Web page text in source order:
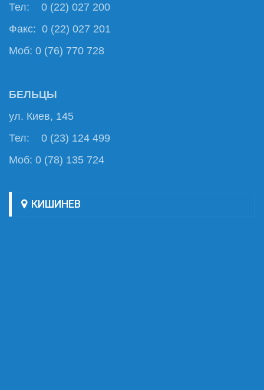
Тел: 0 (22) 027 200
Факс: 0 (22) 027 201
Моб: 0 (76) 770 728
БЕЛЬЦЫ
ул. Киев, 145
Тел: 0 (23) 124 499
Моб: 0 (78) 135 724
КИШИНЕВ